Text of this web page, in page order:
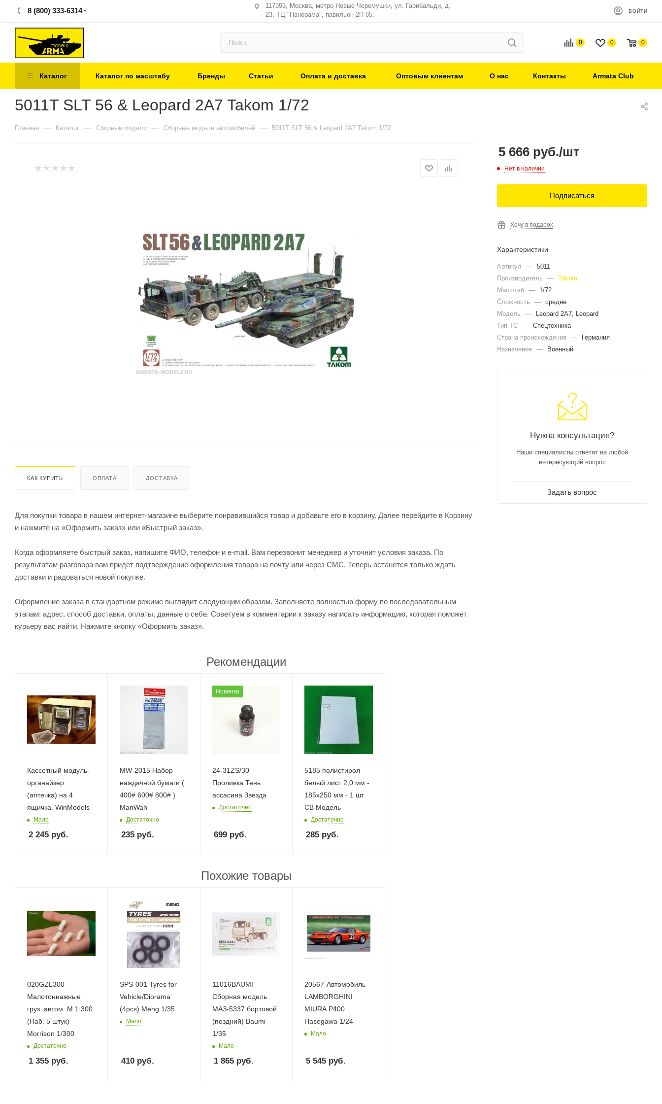
8 (800) 333-6314
117393, Москва, метро Новые Черемушки, ул. Гарибальди, д.
23, ТЦ "Панорама", павильон 2П-65.
ВОЙТИ
0 0 0
Каталог Каталог по масштабу Бренды Статьи Оплата и доставка Оптовым клиентам О нас Контакты Armata Club
5011T SLT 56 & Leopard 2A7 Takom 1/72
Главная — Каталог — Сборные модели — Сборные модели автомобилей — 5011T SLT 56 & Leopard 2A7 Takom 1/72
КАК КУПИТЬ ОПЛАТА ДОСТАВКА
Для покупки товара в нашем интернет-магазине выберите понравившийся товар и добавьте его в корзину. Далее перейдите в Корзину
и нажмите на «Оформить заказ» или «Быстрый заказ».
Когда оформляете быстрый заказ, напишите ФИО, телефон и e-mail. Вам перезвонит менеджер и уточнит условия заказа. По
результатам разговора вам придет подтверждение оформления товара на почту или через СМС. Теперь останется только ждать
доставки и радоваться новой покупке.
Оформление заказа в стандартном режиме выглядит следующим образом. Заполняете полностью форму по последовательным
этапам: адрес, способ доставки, оплаты, данные о себе. Советуем в комментарии к заказу написать информацию, которая поможет
курьеру вас найти. Нажмите кнопку «Оформить заказ».
Рекомендации
Касcетный модуль-
органайзер
(аптечка) на 4
ящичка. WinModels
Мало
2 245 руб.
MW-2015 Набор
наждачной бумаги (
400# 600# 800# )
ManWah
Достаточно
235руб.
Новинка
24-31ZS/30
Проливка Тень
ассасина Звезда
Достаточно
699руб.
5185 полистирол
белый лист 2,0 мм -
185х250 мм - 1 шт
СВ Модель
Достаточно
285 руб.
Похожие товары
020GZL300
Малотоннажные
груз. автом. М 1:300
(Наб. 5 штук)
Morrison 1/300
Достаточно
1 355 руб.
SPS-001 Tyres for
Vehicle/Diorama
(4pcs) Meng 1/35
Мало
410руб.
11016BAUMI
Сборная модель
МАЗ-5337 бортовой
(поздний) Baumi
1/35
Мало
1 865руб.
20567-Автомобиль
LAMBORGHINI
MIURA P400
Hasegawa 1/24
Мало
5 545 руб.
5 666 руб./шт
Нет в наличии
Подписаться
Хочу в подарок
Характеристики
Артикул — 5011
Производитель
— Takom
Масштаб —
1/72
Сложность
— средне
Модель
—
Leopard 2A7, Leopard
Тип ТС — Спецтехника
Страна происхождения
—
Германия
Назначение — Военный
Нужна консультация?
Наши специалисты ответят на любой
интересующий вопрос
Задать вопрос